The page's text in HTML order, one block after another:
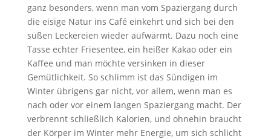
ganz besonders, wenn man vom Spaziergang durch
die eisige Natur ins Café einkehrt und sich bei den
süßen Leckereien wieder aufwärmt. Dazu noch eine
Tasse echter Friesentee, ein heißer Kakao oder ein
Kaffee und man möchte versinken in dieser
Gemütlichkeit. So schlimm ist das Sündigen im
Winter übrigens gar nicht, vor allem, wenn man es
nach oder vor einem langen Spaziergang macht. Der
verbrennt schließlich Kalorien, und ohnehin braucht
der Körper im Winter mehr Energie, um sich schlicht